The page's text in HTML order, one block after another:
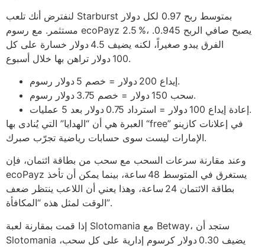
لنفترض أنك تلعب Starburst بمتوسط ربح 0.97 لكل دولار
مستثمر. مع رسوم ecoPayz 2.5 %، يصبح صافي الربح 0.945.
الفرق يبدو صغيراً، لكنه يضيف 4.5 دولار خسارة على كل
100 دولار تراهن بها خلال أسبوع.
إيداع 200 دولار = خصم 5 دولار رسوم.
سحب 150 دولار = خصم 3.75 دولار رسوم.
إعادة إيداع 100 دولار = استرداد 0.75 دولار بعد 5 عمليات.
العبرة هي أن “الهدايا” التي يُنادى بها “free” في إعلانات كازينو
الإمارات ليست سوى حسابات رياضية تجرّب صبرك.
وعند مقارنة سرعات السحب مع سحب من بطاقة ائتمان، فإن
ecoPayz يستغرق في المتوسط 48 ساعة، بينما يمكن أن تأخذ
بطاقة الائتمان 24 ساعة، وهذا يعني أن اللاعب ينتظر ضعف
الوقت لمثل هذه “المكافأة”.
إذا قمت بمقارنة لعبة Slotomania مع Betway، ستجد أن
Slotomania يضيف 0.30 دولار كرسوم إدارية على كل سحب،